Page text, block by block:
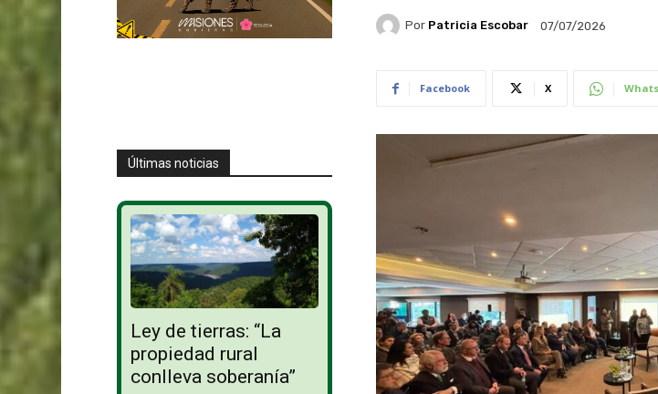
Últimas noticias
Ley de tierras: “La
propiedad rural
conlleva soberanía”
Por Patricia Escobar 07/07/2026
Facebook X